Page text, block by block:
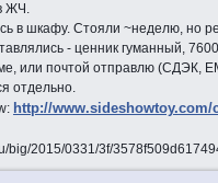
ЖЧ.
в шкафу. Стояли ~неделю, но
- ценник гуманный,
или почтой отправлю (СДЭК,
отдельно.
http://www.sideshowtoy.com/